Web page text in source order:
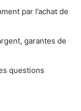
par l’achat de
garantes de
questions